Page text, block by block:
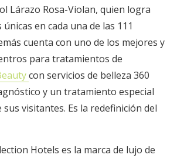
Lárazo Rosa-Violan, quien logra
en cada una de las 111
cuenta con uno de los mejores y
para tratamientos de
con servicios de belleza 360
y un tratamiento especial
sus visitantes. Es la redefinición del
Hotels es la marca de lujo de